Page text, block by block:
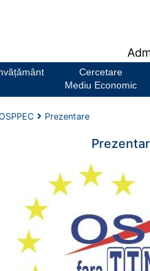
Cercetare
Mediu Economic
Prezentare